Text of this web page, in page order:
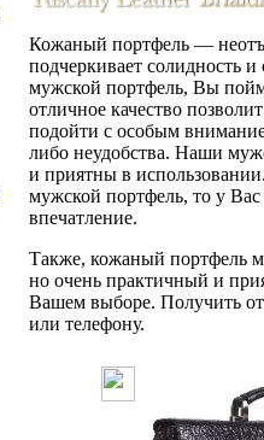
Кожаный портфель —
подчеркивает солидность
мужской портфель, Вы
отличное качество
подойти с особым
либо неудобства. Наши
и приятны в
мужской портфель, то у Вас
впечатление.
Также, кожаный портфель
но очень практичный и
Вашем выборе. Получить
или телефону.